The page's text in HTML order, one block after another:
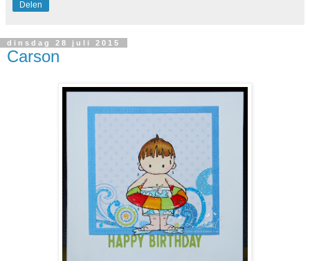
Delen
dinsdag 28 juli 2015
Carson